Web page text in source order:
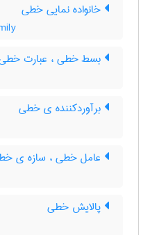
خانواده نمایی خطی
بسط خطی ، عبارت
برآوردکننده ی خطی
عامل خطی ، سازه ی
پالایش خطی